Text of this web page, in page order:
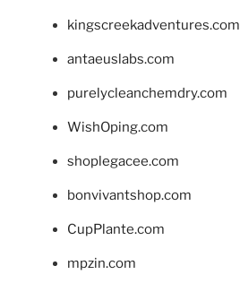
kingscreekadventures.com
antaeuslabs.com
purelycleanchemdry.com
WishOping.com
shoplegacee.com
bonvivantshop.com
CupPlante.com
mpzin.com